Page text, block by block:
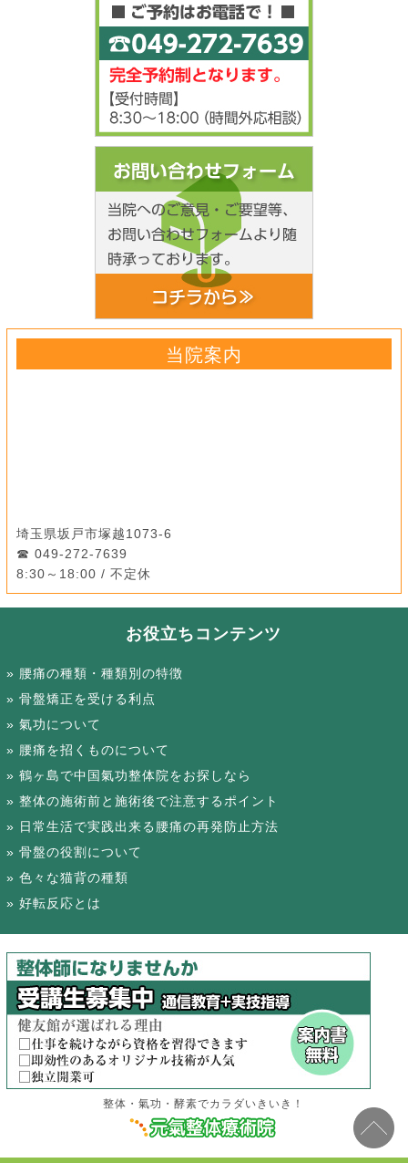
当院案内
埼玉県坂戸市塚越1073-6
049-272-7639
8:30～18:00 / 不定休
お役立ちコンテンツ
腰痛の種類・種類別の特徴
骨盤矯正を受ける利点
氣功について
腰痛を招くものについて
鶴ヶ島で中国氣功整体院をお探しなら
整体の施術前と施術後で注意するポイント
日常生活で実践出来る腰痛の再発防止方法
骨盤の役割について
色々な猫背の種類
好転反応とは
整体・氣功・酵素でカラダいきいき！